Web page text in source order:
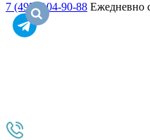
7 (495) 104-90-88 Ежедневно